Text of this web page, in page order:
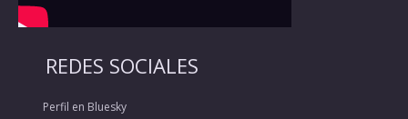
REDES SOCIALES
Perfil en Bluesky